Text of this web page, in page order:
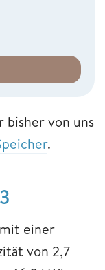
bisher von uns
.
einer
von 2,7